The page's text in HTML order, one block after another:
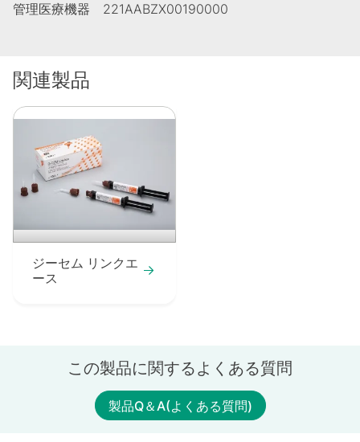
管理医療機器 221AABZX00190000
関連製品
ジーセム リンクエ
ース
この製品に関するよくある質問
製品Q＆A(よくある質問)